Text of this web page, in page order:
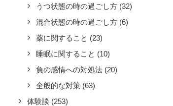
うつ状態の時の過ごし方 (32)
混合状態の時の過ごし方 (6)
薬に関すること (23)
睡眠に関すること (10)
負の感情への対処法 (20)
全般的な対策 (63)
体験談 (253)